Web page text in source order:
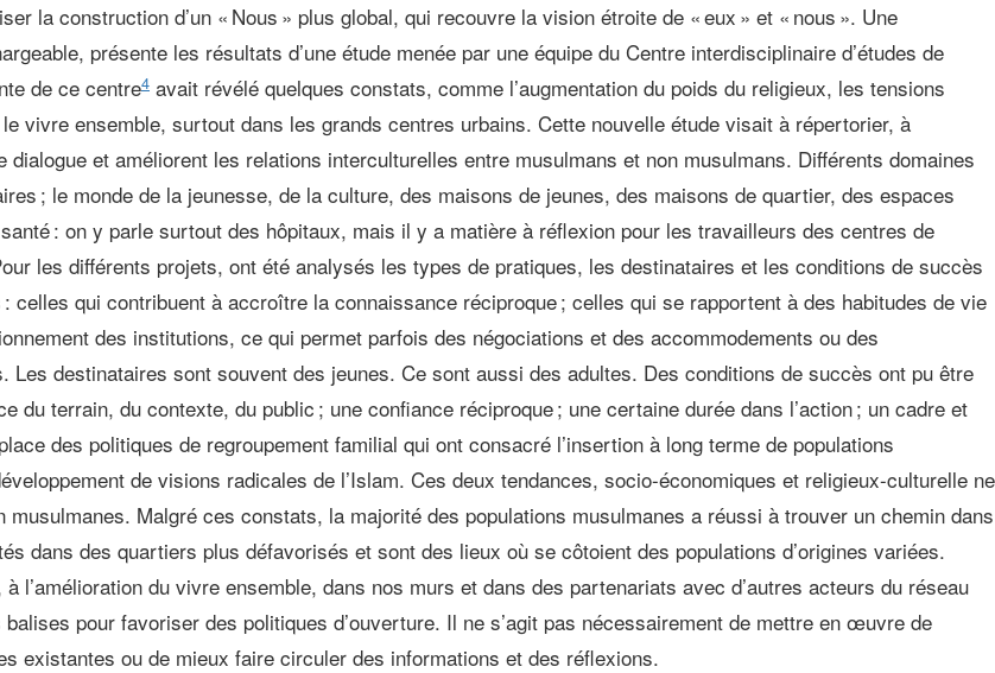
la construction d’un « Nous » plus global, qui recouvre la vision étroite de « eux » et « nous ». Une
présente les résultats d’une étude menée par une équipe du Centre interdisciplinaire d’études de
de ce centre4 avait révélé quelques constats, comme l’augmentation du poids du religieux, les tensions
vivre ensemble, surtout dans les grands centres urbains. Cette nouvelle étude visait à répertorier, à
et améliorent les relations interculturelles entre musulmans et non musulmans. Différents domaines
; le monde de la jeunesse, de la culture, des maisons de jeunes, des maisons de quartier, des espaces
: on y parle surtout des hôpitaux, mais il y a matière à réflexion pour les travailleurs des centres de
les différents projets, ont été analysés les types de pratiques, les destinataires et les conditions de succès
celles qui contribuent à accroître la connaissance réciproque ; celles qui se rapportent à des habitudes de vie
des institutions, ce qui permet parfois des négociations et des accommodements ou des
destinataires sont souvent des jeunes. Ce sont aussi des adultes. Des conditions de succès ont pu être
du terrain, du contexte, du public ; une confiance réciproque ; une certaine durée dans l’action ; un cadre et
des politiques de regroupement familial qui ont consacré l’insertion à long terme de populations
de visions radicales de l’Islam. Ces deux tendances, socio-économiques et religieux-culturelle ne
Malgré ces constats, la majorité des populations musulmanes a réussi à trouver un chemin dans
dans des quartiers plus défavorisés et sont des lieux où se côtoient des populations d’origines variées.
l’amélioration du vivre ensemble, dans nos murs et dans des partenariats avec d’autres acteurs du réseau
pour favoriser des politiques d’ouverture. Il ne s’agit pas nécessairement de mettre en œuvre de
existantes ou de mieux faire circuler des informations et des réflexions.